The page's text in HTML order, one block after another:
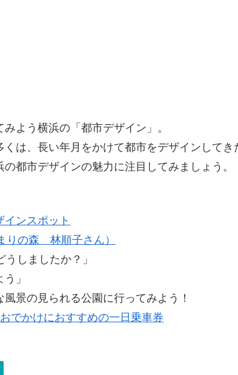
よう横浜の「都市デザイン」。
は、長い年月をかけて都市をデザインしてき
都市デザインの魅力に注目してみましょう。
ンスポット
りの森 林順子さん）
ましたか？」
」
の見られる公園に行ってみよう！
かけにおすすめの一日乗車券